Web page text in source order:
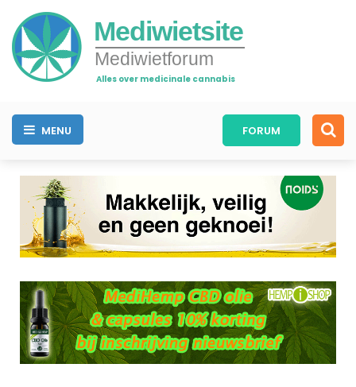
Mediwietsite
Mediwietforum
Alles over medicinale cannabis
MENU FORUM